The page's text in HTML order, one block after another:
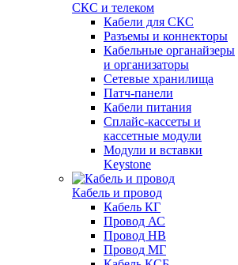
СКС и телеком
Кабели для СКС
Разъемы и коннекторы
Кабельные органайзеры
и организаторы
Сетевые хранилища
Патч-панели
Кабели питания
Сплайс-кассеты и
кассетные модули
Модули и вставки
Keystone
Кабель и провод
Кабель КГ
Провод АС
Провод НВ
Провод МГ